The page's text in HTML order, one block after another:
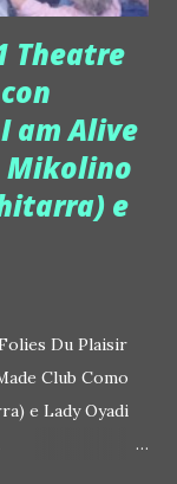
Theatre
am Alive
Mikolino
e
Du Plaisir
Club Como
e Lady Oyadi